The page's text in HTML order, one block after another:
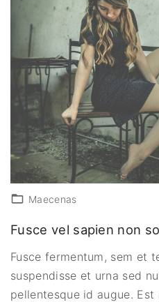
Maecenas
Fusce vel sapien non
Fusce fermentum, sem et
suspendisse et urna sed
pellentesque id augue.